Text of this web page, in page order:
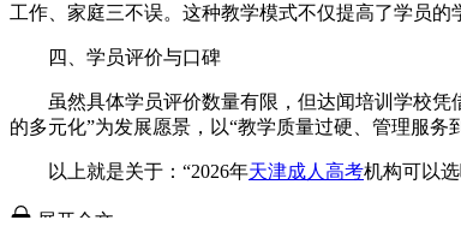
工作、家庭三不误。这种教学模式不仅提高了学员的
四、学员评价与口碑
虽然具体学员评价数量有限，但达闻培训学校凭
的多元化”为发展愿景，以“教学质量过硬、管理服务
以上就是关于：“2026年天津成人高考机构可以
展开全文